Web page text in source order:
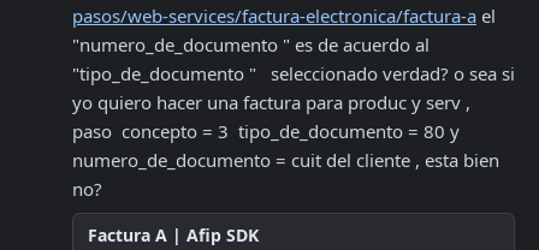
pasos/web-services/factura-electronica/factura-a el
"numero_de_documento " es de acuerdo al
"tipo_de_documento "   seleccionado verdad? o sea si
yo quiero hacer una factura para produc y serv ,
paso  concepto = 3  tipo_de_documento = 80 y
numero_de_documento = cuit del cliente , esta bien
no?
Factura A | Afip SDK